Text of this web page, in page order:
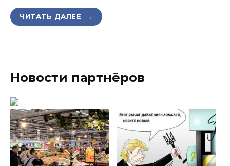
ЧИТАТЬ ДАЛЕЕ →
Новости партнёров